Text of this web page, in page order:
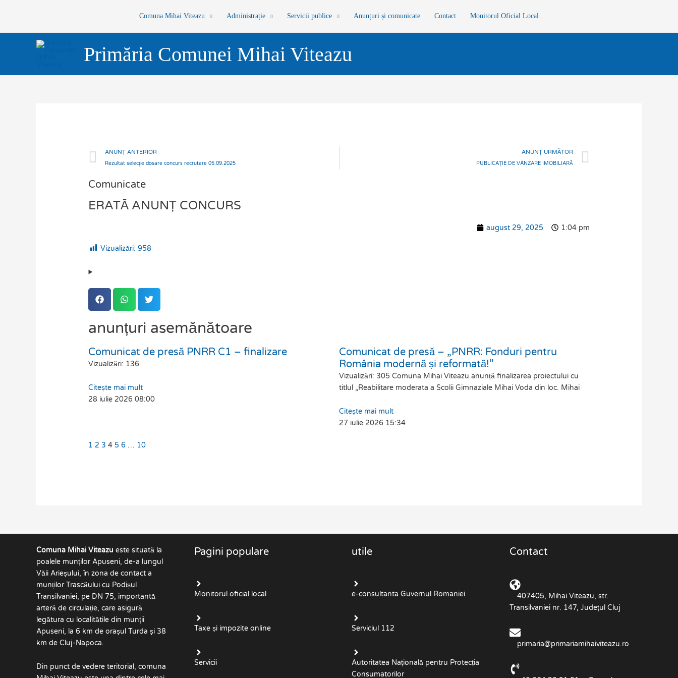
Comuna Mihai Viteazu Administrație Servicii publice Anunțuri și comunicate Contact Monitorul Oficial Local
Primăria Comunei Mihai Viteazu
Prev
ANUNȚ ANTERIOR
Rezultat selecție dosare concurs recrutare 05.09.2025
ANUNȚ URMĂTOR
PUBLICAȚIE DE VÂNZARE IMOBILIARĂ
Comunicate
ERATĂ ANUNȚ CONCURS
august 29, 2025 1:04 pm
Vizualizări: 958
anunțuri asemănătoare
Comunicat de presă PNRR C1 – finalizare
Vizualizări: 136
Citește mai mult
28 iulie 202608:00
Comunicat de presă – „PNRR: Fonduri pentru
România modernă și reformată!”
Vizualizări: 305 Comuna Mihai Viteazu anunță finalizarea proiectului cu
titlul „Reabilitare moderata a Scolii Gimnaziale Mihai Voda din loc. Mihai
Citește mai mult
27 iulie 2026 15:34
Page
1
Page
2
Page
3
Page
4
Page
5
Page
6 …
Page
10
Comuna Mihai Viteazu este situată la
poalele munților Apuseni, de-a lungul
Văii Arieșului, în zona de contact a
munților Trascăului cu Podișul
Transilvaniei, pe DN 75, importantă
arteră de circulație, care asigură
legătura cu localitătile din munții
Apuseni, la 6 km de orașul Turda și 38
km de Cluj-Napoca.
Din punct de vedere teritorial, comuna
Pagini populare
Monitorul oficial local
Taxe și impozite online
Servicii
utile
e-consultanta Guvernul Romaniei
Serviciul 112
Autoritatea Națională pentru Protecția
Consumatorilor
Contact
407405, Mihai Viteazu, str.
Transilvaniei nr. 147, Județul Cluj
primaria@primariamihaiviteazu.ro